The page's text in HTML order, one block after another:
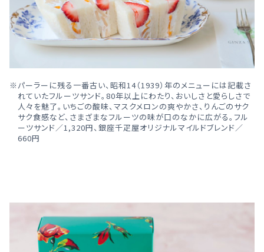
パーラーに残る一番古い、昭和14（1939）年のメニューには記載さ
れていたフルーツサンド。80年以上にわたり、おいしさと愛らしさで
人々を魅了。いちごの酸味、マスクメロンの爽やかさ、りんごのサク
サク食感など、さまざまなフルーツの味が口のなかに広がる。フル
ーツサンド／1,320円、銀座千疋屋オリジナルマイルドブレンド／
660円